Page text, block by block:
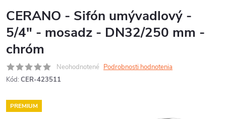
CERANO - Sifón umývadlový -
5/4" - mosadz - DN32/250 mm -
chróm
Neohodnotené Podrobnosti hodnotenia
Kód: CER-423511
PREMIUM